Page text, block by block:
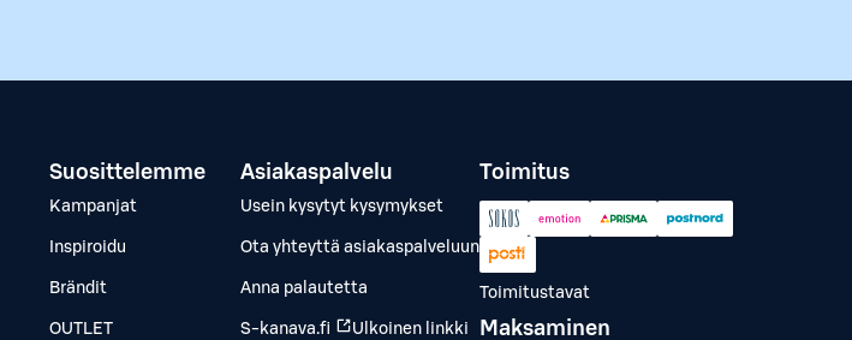
Suosittelemme
Kampanjat
Inspiroidu
Brändit
OUTLET
Asiakaspalvelu
Usein kysytyt kysymykset
Ota yhteyttä asiakaspalveluun
Anna palautetta
S-kanava.fi Ulkoinen linkki
Toimitus
Toimitustavat
Maksaminen